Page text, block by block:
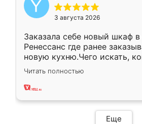
3 августа 2026
Заказала себе новый шкаф в
Ренессанс где ранее
новую кухню.Чего искать,
вполне довольна. Служит
два года, нареканий нет.
Читать полностью
Еще